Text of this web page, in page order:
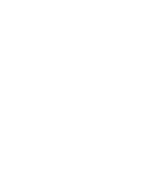
course ». Mieux vaut
service. Votre Can-Am
conçu pour carburer à
d’octane inférieur à 87.
tels carburants peuvent
plein sur une surface
descendre vos
prenez le temps de
réservoir jusqu’au bas
voulez en savoir plus